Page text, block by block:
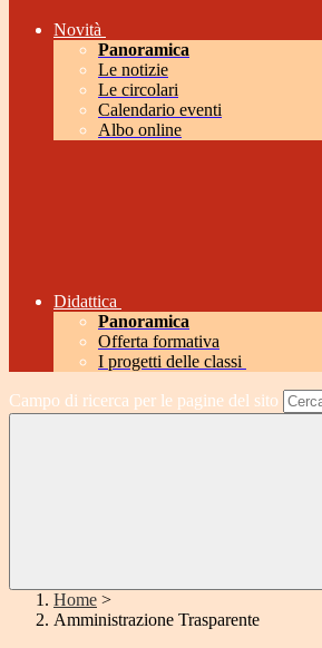
Novità
Panoramica
Le notizie
Le circolari
Calendario eventi
Albo online
Didattica
Panoramica
Offerta formativa
I progetti delle classi
Campo di ricerca per le pagine del sito
Home >
Amministrazione Trasparente